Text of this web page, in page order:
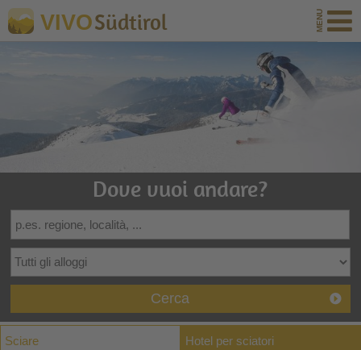
VIVOSüdtirol
Dove vuoi andare?
Cerca
Sciare Hotel per sciatori